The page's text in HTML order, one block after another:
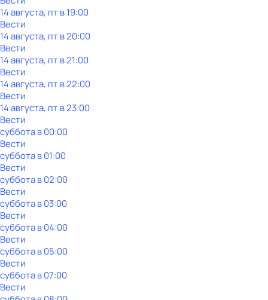
14 августа, пт в 19:00
Вести
14 августа, пт в 20:00
Вести
14 августа, пт в 21:00
Вести
14 августа, пт в 22:00
Вести
14 августа, пт в 23:00
Вести
субботав00:00
Вести
субботав01:00
Вести
субботав02:00
Вести
субботав03:00
Вести
субботав04:00
Вести
субботав05:00
Вести
субботав07:00
Вести